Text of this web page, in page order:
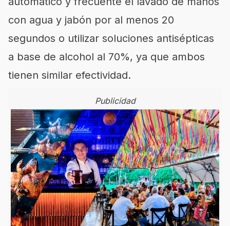
con agua y jabón por al menos 20
segundos o utilizar soluciones antisépticas
a base de alcohol al 70%, ya que ambos
tienen similar efectividad.
Publicidad